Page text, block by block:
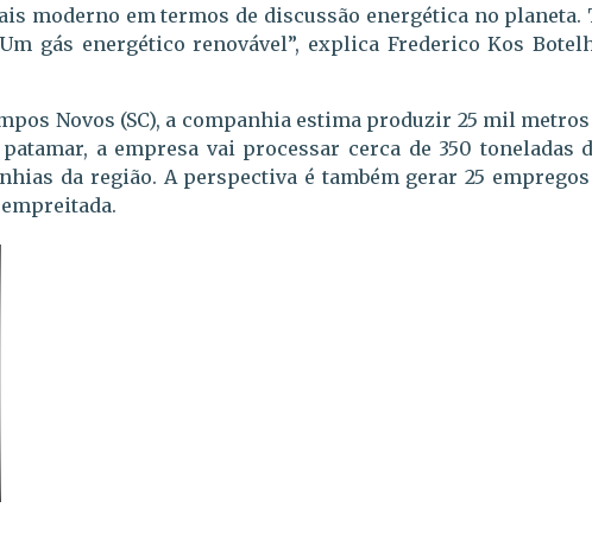
moderno em termos de discussão energética no planeta.
gás energético renovável”, explica Frederico Kos
Novos (SC), a companhia estima produzir 25 mil
a empresa vai processar cerca de 350 toneladas
da região. A perspectiva é também gerar 25